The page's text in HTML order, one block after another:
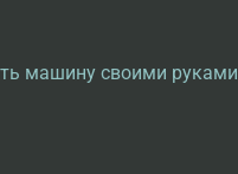
машину своими руками